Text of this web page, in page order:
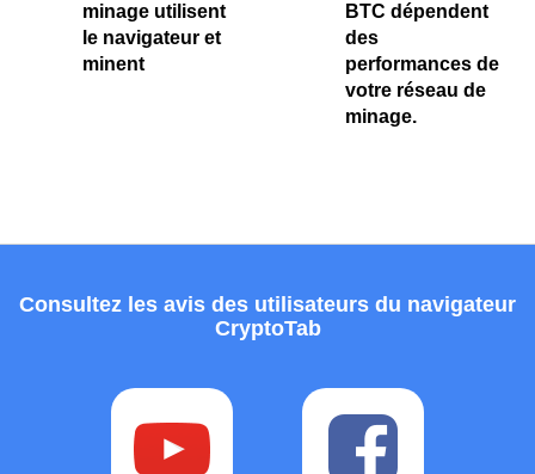
minage utilisent
le navigateur et
minent
BTC dépendent
des
performances de
votre réseau de
minage.
Consultez les avis des utilisateurs du navigateur
CryptoTab